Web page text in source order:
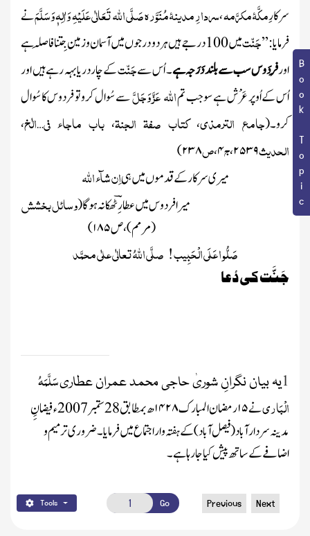
Book Topic
سرکارِمکَّۂ مکرَّمہ،سردارِ مدینۂ مُنَوَّرہصَلَّی اللہ تَعَالٰی عَلَیْہِ وَاٰلِہٖ وَسَلَّمَنے
فرمایا : ’’جَنّتمیں100درجے ہیں ہر دو درجوں میں آسمان و زمین جِتنا فاصِلہ ہے
اورفِردَوس سب سے بلند دَرَجہ ہے۔ اُس سےجَنّتکے چار دریا بہہ رہے ہیں اور
اُس کے اُوپر عَرْش ہے سو جب تماللّٰہعَزَّ وَجَلَّسے سُوال کروتوفردوس کاسُوال
کرو۔(جامع الترمذی،کتاب صفۃ الجنۃ، باب ماجاء فی…الٰخ،
الحدیث۲۵۳۹،ج۴،ص۲۳۸)
میری سرکار کے قدموں میں ہیاِن شاء اللّٰہ
میرا فردوس میں عطارؔ ِٹھکانہ ہوگا(وسائل بخشش
(مرمم)، ص۱۸۵)
صَلُّو ا عَلَی الْحَبِیب! صلَّی اللّٰہُ تعالٰی علٰی محمَّد
جَنَّت کی دُعا
یہ بیان نگرانِ شوریٰ حاجی محمد عمران عطاریسَلَّمَہُ
الْبَارینے۱۵رمضان المبارک۱۴۲۸
ھ بمطابق 28ستمبر 2007 ء فیضانِِ
مدینہ سردار آباد(فیصل آباد) کے ہفتہ وار اجتماع میں فرمایا ۔ضروری ترمیم و
اضافے کے ساتھ پیش کیا جا رہا ہے۔
Tools Go Previous Next